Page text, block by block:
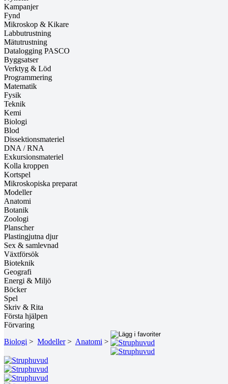
Kampanjer
Fynd
Mikroskop & Kikare
Labbutrustning
Mätutrustning
Datalogging PASCO
Byggsatser
Verktyg & Löd
Programmering
Matematik
Fysik
Teknik
Kemi
Biologi
Blod
Dissektionsmateriel
DNA / RNA
Exkursionsmateriel
Kolla kroppen
Kortspel
Mikroskopiska preparat
Modeller
Anatomi
Botanik
Zoologi
Planscher
Plastingjutna djur
Sex & samlevnad
Växtförsök
Bioteknik
Geografi
Energi & Miljö
Böcker
Spel
Skriv & Rita
Första hjälpen
Förvaring
Biologi > Modeller> Anatomi >